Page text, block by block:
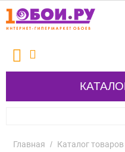
Главная / Каталог товаров